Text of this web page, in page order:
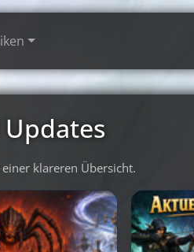
klareren Übersicht.